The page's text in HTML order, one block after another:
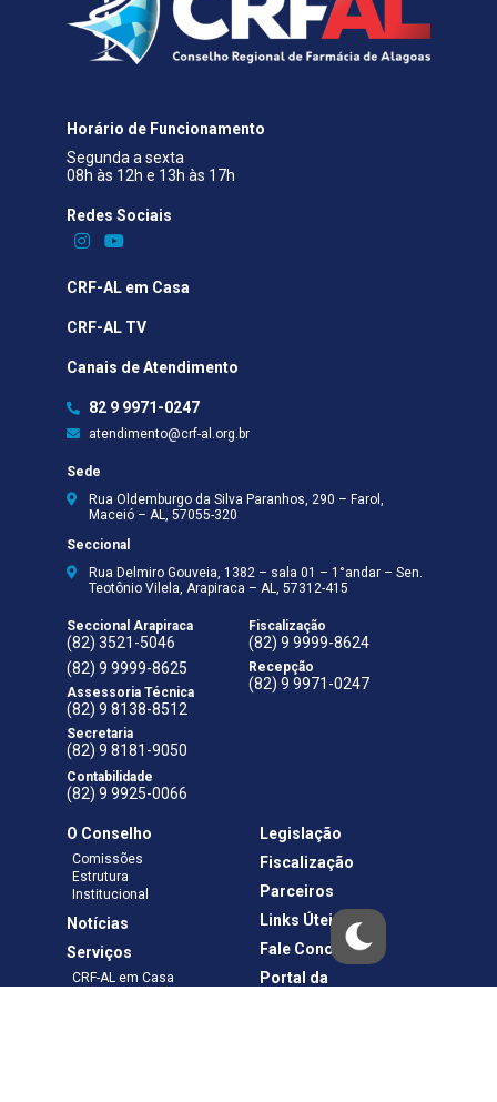
Horário de Funcionamento
Segunda a sexta
08h às 12h e 13h às 17h
Redes Sociais​
CRF-AL em Casa
CRF-AL TV
Canais de Atendimento
82 9 9971-0247
atendimento@crf-al.org.br
Sede
Rua Oldemburgo da Silva Paranhos, 290 – Farol,
Maceió – AL, 57055-320
Seccional
Rua Delmiro Gouveia, 1382 – sala 01 – 1°andar – Sen.
Teotônio Vilela, Arapiraca – AL, 57312-415
Seccional Arapiraca
(82) 3521-5046
(82) 9 9999-8625
Assessoria Técnica
(82) 9 8138-8512
Secretaria
(82) 9 8181-9050
Contabilidade
(82) 9 9925-0066
Fiscalização
(82) 9 9999-8624
Recepção
(82) 9 9971-0247
O Conselho
Comissões
Estrutura
Institucional
Notícias
Serviços
CRF-AL em Casa
Legislação
Fiscalização
Parceiros
Links Úteis
Fale Conosco
Portal da